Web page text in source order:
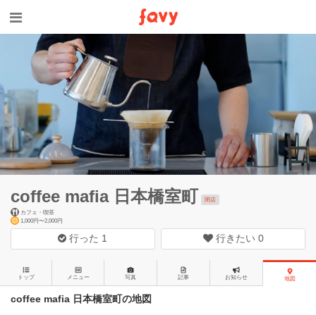
coffee mafia 日本橋室町
閉店
カフェ・喫茶
1,000円〜2,000円
行った 1 行きたい 0
トップ メニュー 写真 記事 お知らせ 地図
coffee mafia 日本橋室町の地図